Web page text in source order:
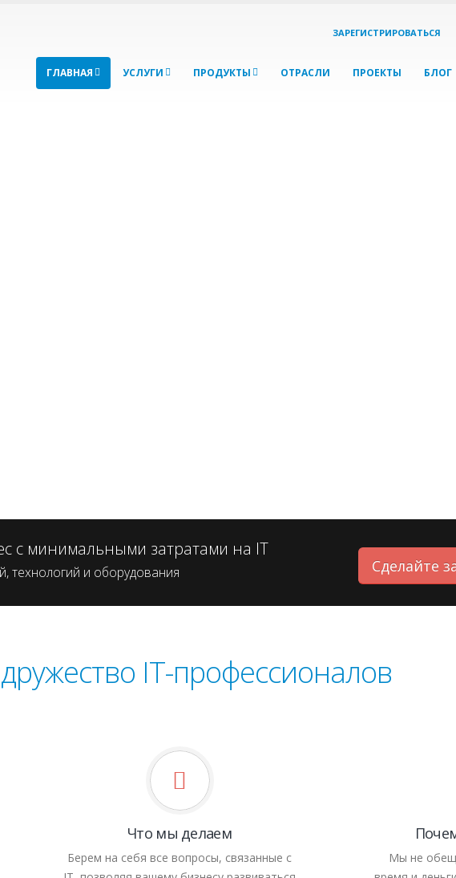
ЗАРЕГИСТРИРОВАТЬСЯ
ГЛАВНАЯ УСЛУГИ ПРОДУКТЫ ОТРАСЛИ ПРОЕКТЫ БЛОГ
с минимальными затратами на IT
технологий и оборудования Сделайте
IT-профессионалов
Что мы делаем
Берем на себя все вопросы, связанные с
Мы не